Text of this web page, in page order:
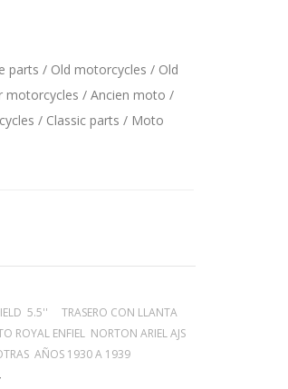
parts / Old motorcycles / Old
motorcycles / Ancien moto /
/ Classic parts / Moto
5.5'' TRASERO CON LLANTA
ROYAL ENFIEL NORTON ARIEL AJS
AÑOS 1930 A 1939